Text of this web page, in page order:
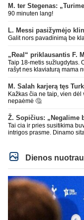
90 minuten lang!
Galit nors pavadinimą be
Taip 18-metis sužlugdytas.
rašyt nes klaviaturą mama
M. Salah karjerą tęs
Kažkas čia ne taip, vien
nepaėmė 🤔
Ž. Sopičius: „Negalime
Tai cia ir pries susitikima
intrigos prasme. Dinamo
Dienos